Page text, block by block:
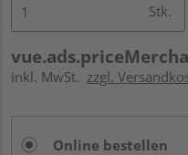
Stk.
inkl. MwSt. zzgl.
Online bestellen